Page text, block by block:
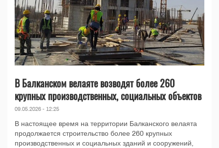
В Балканском велаяте возводят более 260
крупных производственных, социальных объектов
09.05.2026 - 12:25
В настоящее время на территории Балканского велаята
продолжается строительство более 260 крупных
производственных и социальных зданий и сооружений,